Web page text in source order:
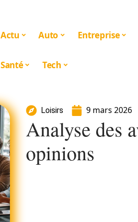
Actu Auto Entreprise
Santé Tech
Loisirs 9 mars 2026
Analyse des
opinions